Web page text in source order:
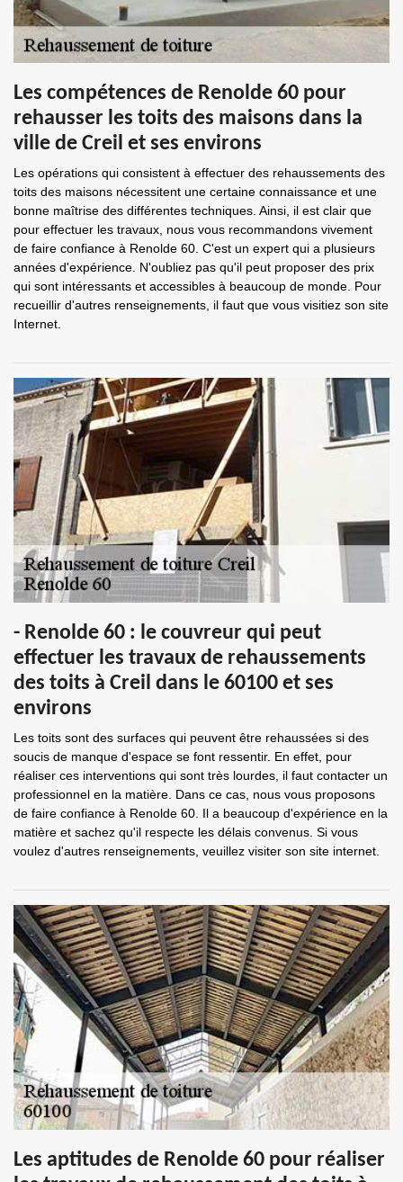
Les compétences de Renolde 60 pour
rehausser les toits des maisons dans la
ville de Creil et ses environs
Les opérations qui consistent à effectuer des rehaussements des
toits des maisons nécessitent une certaine connaissance et une
bonne maîtrise des différentes techniques. Ainsi, il est clair que
pour effectuer les travaux, nous vous recommandons vivement
de faire confiance à Renolde 60. C'est un expert qui a plusieurs
années d'expérience. N'oubliez pas qu'il peut proposer des prix
qui sont intéressants et accessibles à beaucoup de monde. Pour
recueillir d'autres renseignements, il faut que vous visitiez son site
Internet.
- Renolde 60 : le couvreur qui peut
effectuer les travaux de rehaussements
des toits à Creil dans le 60100 et ses
environs
Les toits sont des surfaces qui peuvent être rehaussées si des
soucis de manque d'espace se font ressentir. En effet, pour
réaliser ces interventions qui sont très lourdes, il faut contacter un
professionnel en la matière. Dans ce cas, nous vous proposons
de faire confiance à Renolde 60. Il a beaucoup d'expérience en la
matière et sachez qu'il respecte les délais convenus. Si vous
voulez d'autres renseignements, veuillez visiter son site internet.
Les aptitudes de Renolde 60 pour réaliser